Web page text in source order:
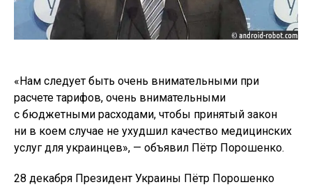
«Нам следует быть очень внимательными при
расчете тарифов, очень внимательными
с бюджетными расходами, чтобы принятый закон
ни в коем случае не ухудшил качество медицинских
услуг для украинцев», — объявил Пётр Порошенко.
28 декабря Президент Украины Пётр Порошенко